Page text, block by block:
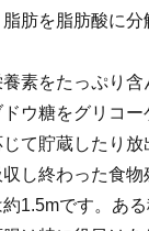
肪を脂肪酸に
素をたっぷり
ウ糖をグリコ
て貯蔵したり放
し終わった食
1.5mです。あ